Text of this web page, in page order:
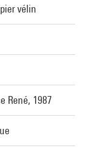
vélin
René, 1987